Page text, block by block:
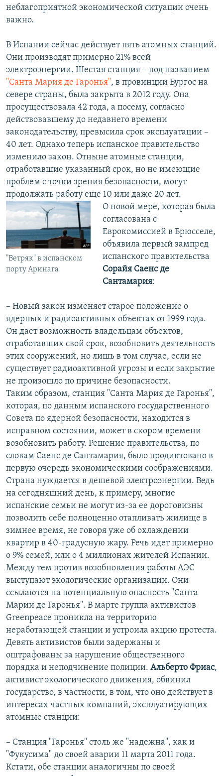
неблагоприятной экономической ситуации очень
важно.
В Испании сейчас действует пять атомных станций.
Они производят примерно 21% всей
электроэнергии. Шестая станция – под названием
"Санта Мария де Гаронья", в провинции Бургос на
севере страны, была закрыта в 2012 году. Она
просуществовала 42 года, а посему, согласно
действовавшему до недавнего времени
законодательству, превысила срок эксплуатации –
40 лет. Однако теперь испанское правительство
изменило закон. Отныне атомные станции,
отработавшие указанный срок, но не имеющие
проблем с точки зрения безопасности, могут
продолжать работу еще 10 или даже 20 лет.
"Ветряк" в испанском
порту Аринага
О новой мере, которая была
согласована с
Еврокомиссией в Брюсселе,
объявила первый зампред
испанского правительства
Сорайя Саенс де
Сантамария:
– Новый закон изменяет старое положение о
ядерных и радиоактивных объектах от 1999 года.
Он дает возможность владельцам объектов,
отработавших свой срок, возобновить деятельность
этих сооружений, но лишь в том случае, если не
существует радиоактивной угрозы и если закрытие
не произошло по причине безопасности.
Таким образом, станция "Санта Мария де Гаронья",
которая, по данным испанского государственного
Совета по ядерной безопасности, находится в
исправном состоянии, может в скором времени
возобновить работу. Решение правительства, по
словам Саенс де Сантамария, было продиктовано в
первую очередь экономическими соображениями.
Страна нуждается в дешевой электроэнергии. Ведь
на сегодняшний день, к примеру, многие
испанские семьи не могут из-за ее дороговизны
позволить себе полноценно отапливать жилище в
зимнее время, не говоря уже об охлаждении
квартир в 40-градусную жару. Речь идет примерно
о 9% семей, или о 4 миллионах жителей Испании.
Между тем против возобновления работы АЭС
выступают экологические организации. Они
ссылаются на потенциальную опасность "Санта
Марии де Гаронья". В марте группа активистов
Greenpeace проникла на территорию
неработающей станции и устроила акцию протеста.
Девять активистов были задержаны и
оштрафованы за нарушение общественного
порядка и неподчинение полиции. Альберто Фриас,
активист экологического движения, обвинил
государство, в частности, в том, что оно действует в
интересах частных компаний, эксплуатирующих
атомные станции:
– Станция "Гаронья" столь же "надежна", как и
"Фукусима" до своей аварии 11 марта 2011 года.
Кстати, обе станции аналогичны по своей